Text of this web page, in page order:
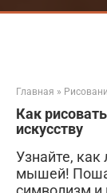
Главная »
Как
искусству
Узнайте, как
мышей!